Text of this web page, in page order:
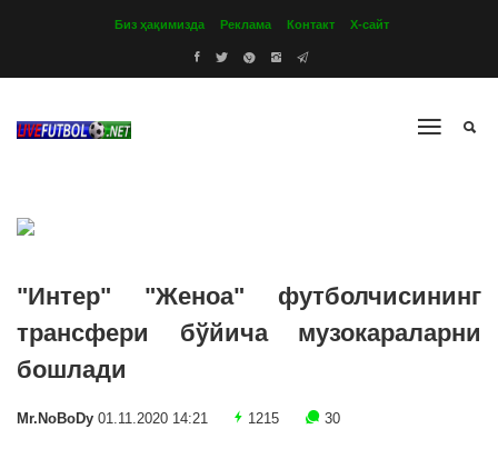
Биз ҳақимизда Реклама Контакт Х-сайт
"Интер" "Женоа" футболчисининг
трансфери бўйича музокараларни
бошлади
Mr.NoBoDy 01.11.2020 14:21 1215 30